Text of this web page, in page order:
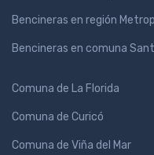
Bencineras en región
Bencineras en comuna
Comuna de La Florida
Comuna de Curicó
Comuna de Viña del Mar